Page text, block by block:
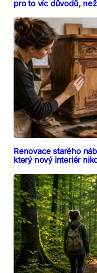
pro to víc důvodů,
Renovace starého
který nový interiér